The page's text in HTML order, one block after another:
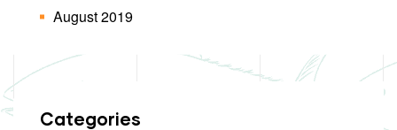
August 2019
Categories